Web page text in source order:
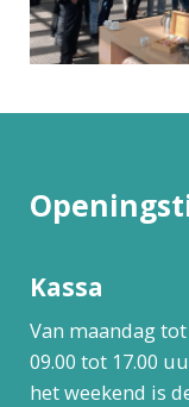
Kassa
Van maandag
09.00 tot 17.00
het weekend is